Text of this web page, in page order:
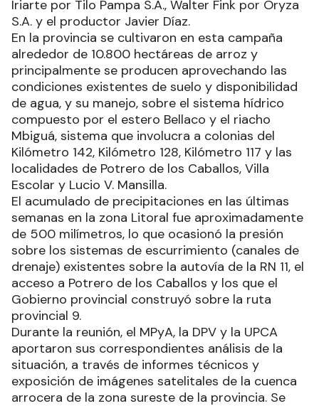
Iriarte por Tilo Pampa S.A., Walter Fink por Oryza
S.A. y el productor Javier Díaz.
En la provincia se cultivaron en esta campaña
alrededor de 10.800 hectáreas de arroz y
principalmente se producen aprovechando las
condiciones existentes de suelo y disponibilidad
de agua, y su manejo, sobre el sistema hídrico
compuesto por el estero Bellaco y el riacho
Mbiguá, sistema que involucra a colonias del
Kilómetro 142, Kilómetro 128, Kilómetro 117 y las
localidades de Potrero de los Caballos, Villa
Escolar y Lucio V. Mansilla.
El acumulado de precipitaciones en las últimas
semanas en la zona Litoral fue aproximadamente
de 500 milímetros, lo que ocasionó la presión
sobre los sistemas de escurrimiento (canales de
drenaje) existentes sobre la autovía de la RN 11, el
acceso a Potrero de los Caballos y los que el
Gobierno provincial construyó sobre la ruta
provincial 9.
Durante la reunión, el MPyA, la DPV y la UPCA
aportaron sus correspondientes análisis de la
situación, a través de informes técnicos y
exposición de imágenes satelitales de la cuenca
arrocera de la zona sureste de la provincia. Se